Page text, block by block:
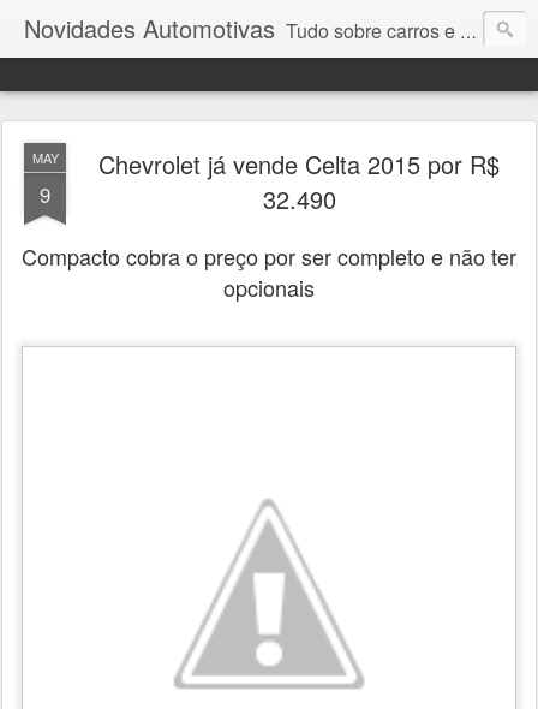
Novidades Automotivas Tudo sobre carros e motores
MAY
9
Chevrolet já vende Celta 2015 por R$
32.490
Compacto cobra o preço por ser completo e não ter
opcionais